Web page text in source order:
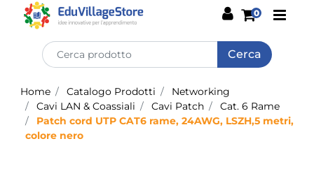
0
Home Catalogo Prodotti
Networking
Cavi LAN & Coassiali
Cavi Patch
Cat. 6 Rame
Patch cord UTP CAT6 rame, 24AWG, LSZH,5 metri,
colore nero